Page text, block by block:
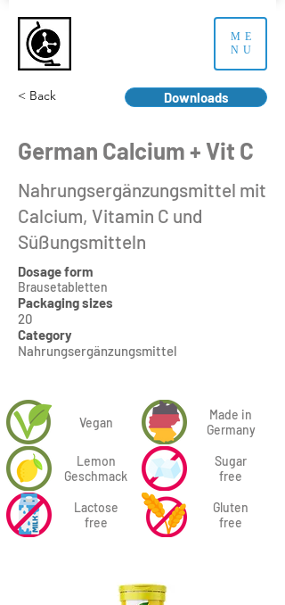
ME
NU
< Back Downloads
German Calcium + Vit C
Nahrungsergänzungsmittel mit
Calcium, Vitamin C und
Süßungsmitteln
Dosage form
Brausetabletten
Packaging sizes
20
Category
Nahrungsergänzungsmittel
Vegan
Made in
Germany
Lemon
Geschmack
Sugar
free
Lactose
free
Gluten
free